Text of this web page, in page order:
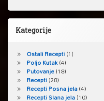
Kategorije
Ostali Recepti(1)
Poljo Kutak(4)
Putovanje(18)
Recepti(28)
Recepti Posna jela(4)
Recepti Slana jela(10)